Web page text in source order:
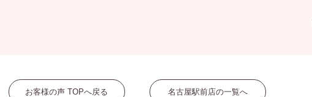
お客様の声 TOPへ戻る 名古屋駅前店の一覧へ